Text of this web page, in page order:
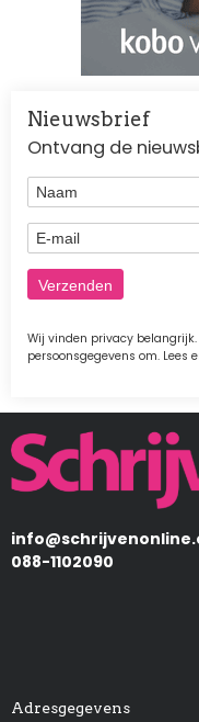
Nieuwsbrief
Ontvang de
Naam
E-mail
Wij vinden privacy
persoonsgegevens om. Lees
Afbeelding
088-1102090
Adresgegevens